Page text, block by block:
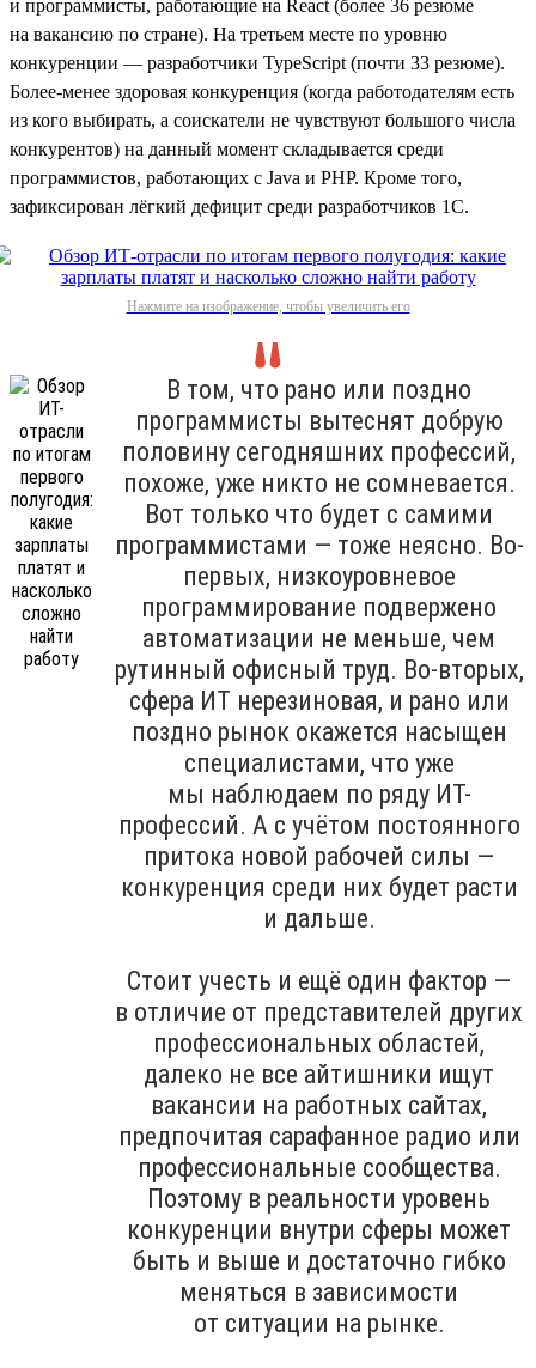
и программисты, работающие на React (более 36 резюме
на вакансию по стране). На третьем месте по уровню
конкуренции — разработчики TypeScript (почти 33 резюме).
Более-менее здоровая конкуренция (когда работодателям есть
из кого выбирать, а соискатели не чувствуют большого числа
конкурентов) на данный момент складывается среди
программистов, работающих с Java и PHP. Кроме того,
зафиксирован лёгкий дефицит среди разработчиков 1С.
Нажмите на изображение, чтобы увеличить его
В том, что рано или поздно
программисты вытеснят добрую
половину сегодняшних профессий,
похоже, уже никто не сомневается.
Вот только что будет с самими
программистами — тоже неясно. Во-
первых, низкоуровневое
программирование подвержено
автоматизации не меньше, чем
рутинный офисный труд. Во-вторых,
сфера ИТ нерезиновая, и рано или
поздно рынок окажется насыщен
специалистами, что уже
мы наблюдаем по ряду ИТ-
профессий. А с учётом постоянного
притока новой рабочей силы —
конкуренция среди них будет расти
и дальше.
Стоит учесть и ещё один фактор —
в отличие от представителей других
профессиональных областей,
далеко не все айтишники ищут
вакансии на работных сайтах,
предпочитая сарафанное радио или
профессиональные сообщества.
Поэтому в реальности уровень
конкуренции внутри сферы может
быть и выше и достаточно гибко
меняться в зависимости
от ситуации на рынке.